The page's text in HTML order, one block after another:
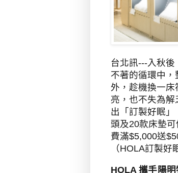
台北訊---入秋
不著的循環中
外，趁機換一
亮，也不失為
出「訂製好眠
頭及20款床墊
費滿$5,000送
（HOLA訂製好
HOLA攜手陽